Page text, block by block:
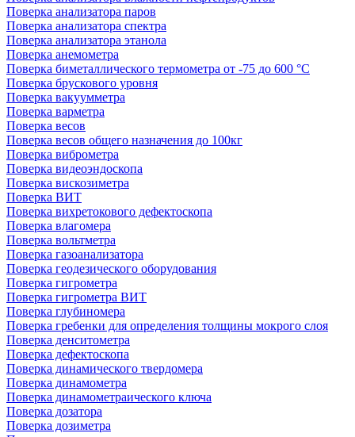
Поверка анализатора паров
Поверка анализатора спектра
Поверка анализатора этанола
Поверка анемометра
Поверка биметаллического термометра от -75 до 600 °С
Поверка брускового уровня
Поверка вакуумметра
Поверка варметра
Поверка весов
Поверка весов общего назначения до 100кг
Поверка виброметра
Поверка видеоэндоскопа
Поверка вискозиметра
Поверка ВИТ
Поверка вихретокового дефектоскопа
Поверка влагомера
Поверка вольтметра
Поверка газоанализатора
Поверка геодезического оборудования
Поверка гигрометра
Поверка гигрометра ВИТ
Поверка глубиномера
Поверка гребенки для определения толщины мокрого слоя
Поверка денситометра
Поверка дефектоскопа
Поверка динамического твердомера
Поверка динамометра
Поверка динамометраического ключа
Поверка дозатора
Поверка дозиметра